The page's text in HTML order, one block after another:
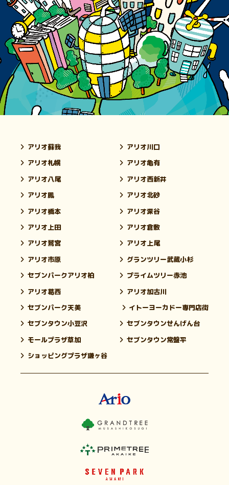
アリオ蘇我
アリオ川口
アリオ札幌
アリオ亀有
アリオ八尾
アリオ西新井
アリオ鳳
アリオ北砂
アリオ橋本
アリオ深谷
アリオ上田
アリオ倉敷
アリオ鷲宮
アリオ上尾
アリオ市原
グランツリー武蔵小杉
セブンパークアリオ柏
プライムツリー赤池
アリオ葛西
アリオ加古川
セブンパーク天美
イトーヨーカドー専門店街
セブンタウン小豆沢
セブンタウンせんげん台
モールプラザ草加
セブンタウン常盤平
ショッピングプラザ鎌ヶ谷